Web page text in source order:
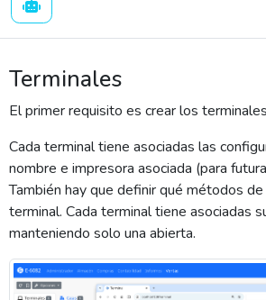
Terminales
El primer requisito es crear los
Cada terminal tiene asociadas las
nombre e impresora asociada (para
También hay que definir qué métodos
terminal. Cada terminal tiene asociadas
manteniendo solo una abierta.